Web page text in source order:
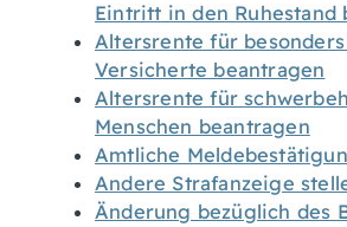
Eintritt in den Ruhestand
Altersrente für
Versicherte beantragen
Altersrente für
Menschen beantragen
Amtliche
Andere Strafanzeige
Änderung bezüglich des